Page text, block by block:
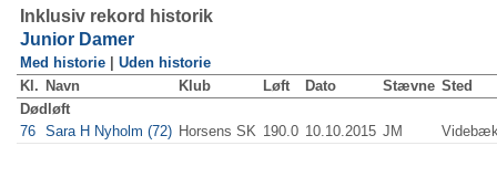
Inklusiv rekord historik
Junior Damer
Med historie
Uden historie
Kl. Navn Klub Løft Dato Stævne Sted
Dødløft
76 Sara H Nyholm (72) Horsens SK 190.0 10.10.2015 JM